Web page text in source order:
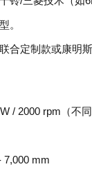
。
合定制款或康明
/ 2000 rpm（不
7,000 mm